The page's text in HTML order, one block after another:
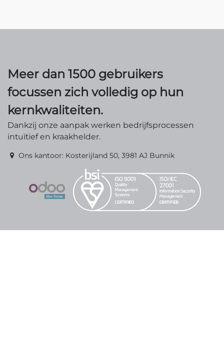
Meer dan 1500 gebruikers
focussen zich volledig op hun
kernkwaliteiten.
Dankzij onze aanpak werken bedrijfsprocessen
intuïtief en kraakhelder.
Ons kantoor: Kosterijland 50, 3981 AJ Bunnik